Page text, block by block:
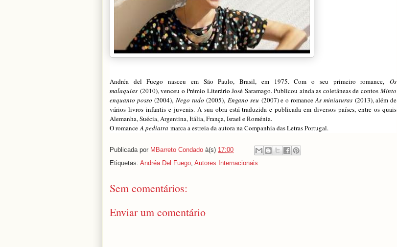
Andréa del Fuego nasceu em São Paulo, Brasil, em 1975. Com o seu primeiro romance, Os
malaquias (2010), venceu o Prémio Literário José Saramago. Publicou ainda as coletâneas de contos Minto
enquanto posso (2004),Nego tudo(2005),Engano seu (2007) e o romanceAs miniaturas (2013), além de
vários livros infantis e juvenis. A sua obra está traduzida e publicada em diversos países, entre os quais
Alemanha, Suécia, Argentina, Itália, França, Israel e Roménia.
O romanceA pediatra marca a estreia da autora na Companhia das Letras Portugal.
Publicada por MBarreto Condado à(s) 17:00
Etiquetas: Andréa Del Fuego, Autores Internacionais
Sem comentários:
Enviar um comentário